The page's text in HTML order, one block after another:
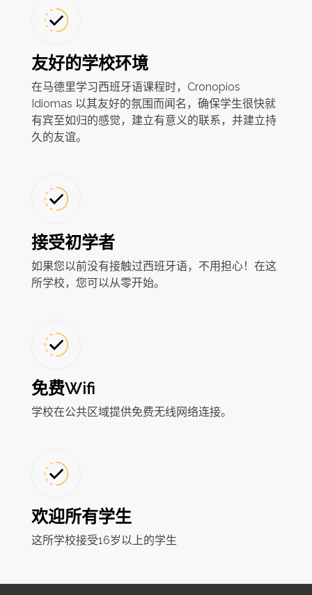
友好的学校环境
在马德里学习西班牙语课程时，Cronopios
Idiomas 以其友好的氛围而闻名，确保学生很快就
有宾至如归的感觉，建立有意义的联系，并建立持
久的友谊。
接受初学者
如果您以前没有接触过西班牙语，不用担心！在这
所学校，您可以从零开始。
免费Wifi
学校在公共区域提供免费无线网络连接。
欢迎所有学生
这所学校接受16岁以上的学生